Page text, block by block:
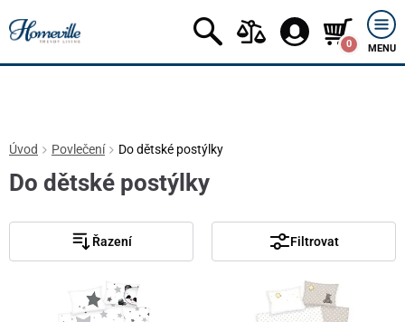
0 MENU
Úvod Povlečení Do dětské postýlky
Do dětské postýlky
Řazení Filtrovat